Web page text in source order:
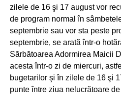
zilele de 16 şi 17 august vor
de program normal în
septembrie sau vor sta peste
septembrie, se arată într-o
Sărbătoarea Adormirea Maicii
acesta într-o zi de miercuri,
bugetarilor şi în zilele de 16 şi
punte între ziua nelucrătoare